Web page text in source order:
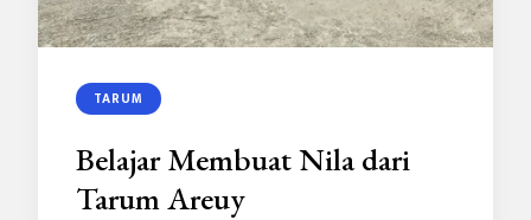
TARUM
Belajar Membuat Nila dari
Tarum Areuy